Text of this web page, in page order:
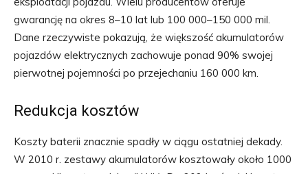
gwarancję na okres 8–10 lat lub 100 000–150 000 mil.
Dane rzeczywiste pokazują, że większość akumulatorów
pojazdów elektrycznych zachowuje ponad 90% swojej
pierwotnej pojemności po przejechaniu 160 000 km.
Redukcja kosztów
Koszty baterii znacznie spadły w ciągu ostatniej dekady.
W 2010 r. zestawy akumulatorów kosztowały około 1000